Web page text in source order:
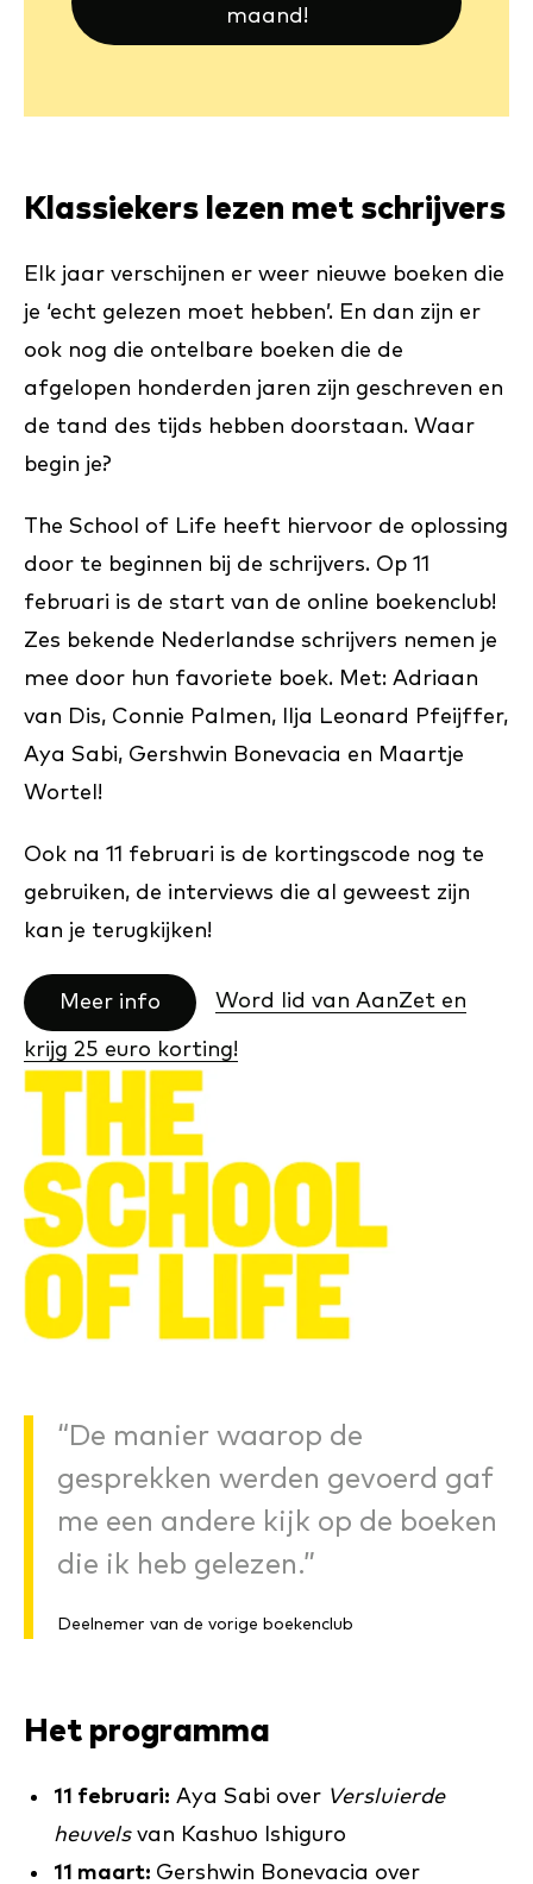
maand!
Klassiekers lezen met schrijvers
Elk jaar verschijnen er weer nieuwe boeken die
je ‘echt gelezen moet hebben’. En dan zijn er
ook nog die ontelbare boeken die de
afgelopen honderden jaren zijn geschreven en
de tand des tijds hebben doorstaan. Waar
begin je?
The School of Life heeft hiervoor de oplossing
door te beginnen bij de schrijvers. Op 11
februari is de start van de online boekenclub!
Zes bekende Nederlandse schrijvers nemen je
mee door hun favoriete boek. Met: Adriaan
van Dis, Connie Palmen, Ilja Leonard Pfeijffer,
Aya Sabi, Gershwin Bonevacia en Maartje
Wortel!
Ook na 11 februari is de kortingscode nog te
gebruiken, de interviews die al geweest zijn
kan je terugkijken!
Meer info Word lid van AanZet en
krijg 25 euro korting!
“De manier waarop de
gesprekken werden gevoerd gaf
me een andere kijk op de boeken
die ik heb gelezen.”
Deelnemer van de vorige boekenclub
Het programma
11 februari: Aya Sabi over Versluierde
heuvelsvan Kashuo Ishiguro
11 maart: Gershwin Bonevacia over